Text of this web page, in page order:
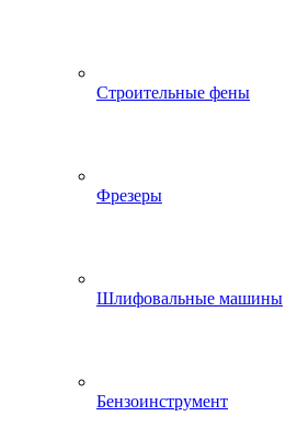
Строительные фены
Фрезеры
Шлифовальные машины
Бензоинструмент